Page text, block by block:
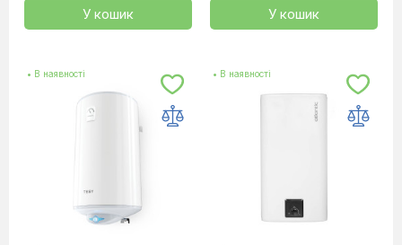
У кошик У кошик
• В наявності • В наявності